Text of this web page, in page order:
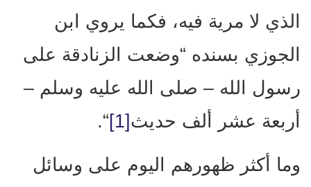
الذي لا مرية فيه، فكما يروي ابن
الجوزي بسنده “وضعت الزنادقة على
رسول الله – صلى الله عليه وسلم –
أربعة عشر ألف حديث[1]
“.
وما أكثر ظهورهم اليوم على وسائل